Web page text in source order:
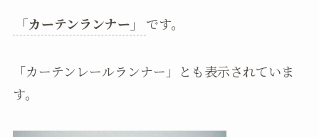
「カーテンランナー」 です。
「カーテンレールランナー」とも表示されていま
す。